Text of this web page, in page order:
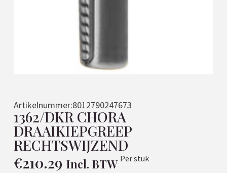
Artikelnummer:8012790247673
1362/DKR CHORA
DRAAIKIEPGREEP
RECHTSWIJZEND
€210.29 Incl. BTW Per stuk